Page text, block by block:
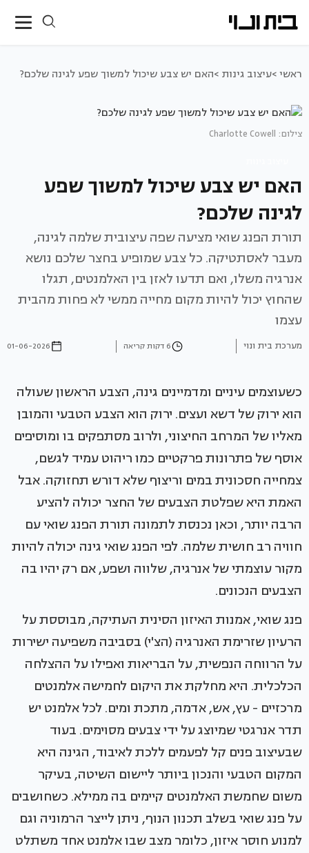
ראשי >עיצוב גינות >האם יש צבע שיכול למשוך שפע לגינה שלכם?
צילום: Charlotte Cowell
האם יש צבע שיכול למשוך שפע
לגינה שלכם?
תורת הפנג שואי מציעה שפה עיצובית שלמה לגינה,
מעבר לאסתטיקה. כל צבע שמופיע בחצר שלכם נושא
אנרגיה משלו, ואם תדעו לאזן בין האלמנטים, תגלו
שהחוץ יכול להיות מקום מחייה ממשי לא פחות מהבית
עצמו
מערכת בית ונוי 6 דקות קריאה 01-06-2026
כשעוצמים עיניים ומדמיינים גינה, הצבע הראשון שעולה
הוא ירוק של דשא ועצים. ירוק הוא הצבע הטבעי והמובן
מאליו של המרחב החיצוני, ולרוב מסתפקים בו ומוסיפים
אוסף של פתרונות פרקטיים כמו ריהוט עמיד לגשם,
צמחייה חסכונית במים וריצוף שלא דורש תחזוקה. אבל
האמת היא שפלטת הצבעים של החצר יכולה להציע
הרבה יותר, וכאן נכנסת לתמונה תורת הפנג שואי עם
חוויה רב חושית שלמה. לפי הפנג שואי גינה יכולה להיות
מקור עוצמתי של אנרגיה, שלווה ושפע, אם רק יהיו בה
הצבעים הנכונים.
פנג שואי, אמנות האיזון הסינית העתיקה, מבוססת על
הרעיון שזרימת האנרגיה (הצ'י) בסביבה משפיעה ישירות
על הרווחה הנפשית, על הבריאות ואפילו על ההצלחה
הכלכלית. היא מחלקת את היקום לחמישה אלמנטים
מרכזיים - עץ, אש, אדמה, מתכת ומים. לכל אלמנט יש
תדר אנרגטי שמיוצג על ידי צבעים מסוימים. בעוד
שבעיצוב פנים קל לפעמים ללכת לאיבוד, הגינה היא
המקום הטבעי והנכון ביותר ליישום השיטה, בעיקר
משום שחמשת האלמנטים קיימים בה ממילא. כשחושבים
על פנג שואי בשלב תכנון הנוף, ניתן לייצר הרמוניה וגם
למנוע חוסר איזון, כלומר מצב שבו אלמנט אחד משתלט